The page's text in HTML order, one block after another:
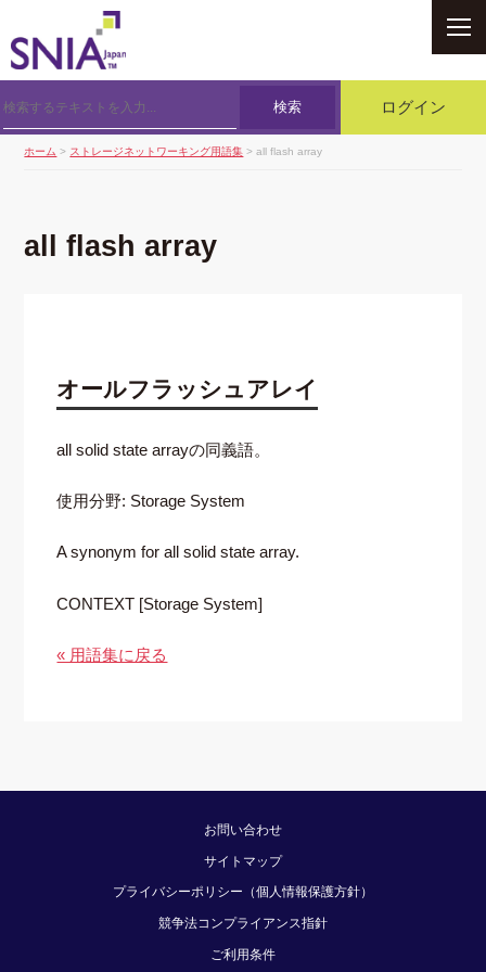
検索 ログイン
ホーム > ストレージネットワーキング用語集 > all flash array
all flash array
オールフラッシュアレイ
all solid state arrayの同義語。
使用分野: Storage System
A synonym for all solid state array.
CONTEXT [Storage System]
« 用語集に戻る
お問い合わせ
サイトマップ
プライバシーポリシー（個人情報保護方針）
競争法コンプライアンス指針
ご利用条件